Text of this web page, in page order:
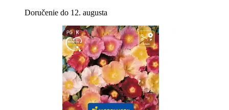
Doručenie do 12. augusta